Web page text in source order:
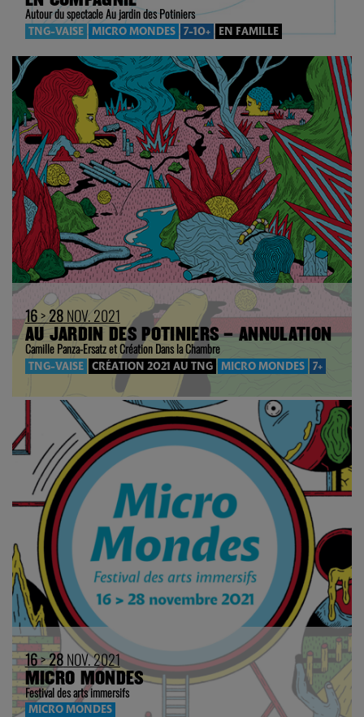
Autour du spectacle Au jardin des Potiniers
TNG-VAISE MICRO MONDES 7-10+ EN FAMILLE
16>28NOV. 2021
AU JARDIN DES POTINIERS – ANNULATION
Camille Panza-Ersatz et Création Dans la Chambre
TNG-VAISE CRÉATION 2021 AU TNG MICRO MONDES 7+
16>28NOV. 2021
MICRO MONDES
Festival des arts immersifs
MICRO MONDES